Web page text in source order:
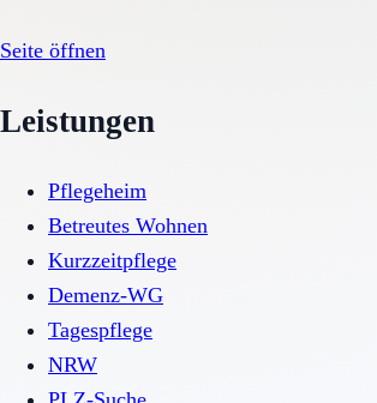
Seite öffnen
Leistungen
Pflegeheim
Betreutes Wohnen
Kurzzeitpflege
Demenz-WG
Tagespflege
NRW